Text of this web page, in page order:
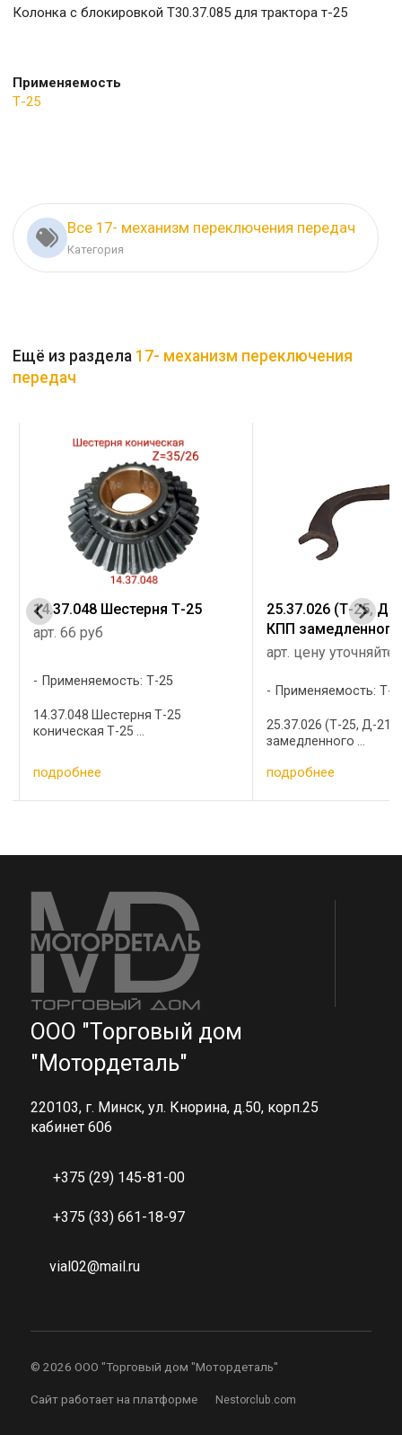
Колонка с блокировкой Т30.37.085 для трактора т-25
Применяемость
Т-25
Все 17- механизм переключения передач
Категория
Ещё из раздела 17- механизм переключения
передач
14.37.048 Шестерня Т-25
арт. 66 руб
Применяемость: Т-25
14.37.048 Шестерня Т-25
коническая Т-25 ...
подробнее
25.37.026 (Т-25, Д-
КПП
арт. цену уточняйте
Применяемость: Т-
25.37.026 (Т-25, Д-21)
замедленного ...
подробнее
ООО "Торговый дом
"Мотордеталь"
220103, г. Минск, ул. Кнорина, д.50, корп.25
кабинет 606
+375 (29) 145-81-00
+375 (33) 661-18-97
vial02@mail.ru
© 2026 ООО "Торговый дом "Мотордеталь"
Сайт работает на платформе Nestorclub.com